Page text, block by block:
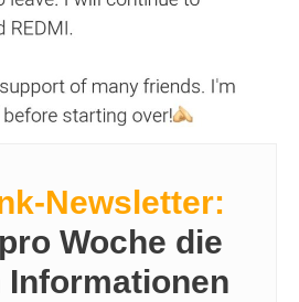
Newsletter:
Woche die
Informationen